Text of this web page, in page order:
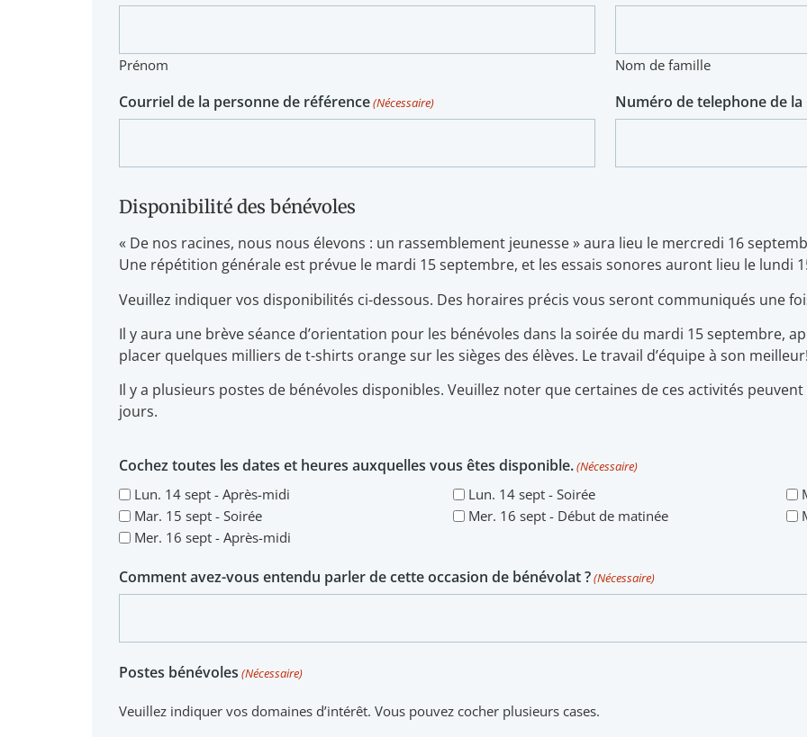
Prénom Nom de famille
Courriel de la personne de référence(Nécessaire) Numéro de telephone de
Disponibilité des bénévoles
« De nos racines, nous nous élevons : un rassemblement jeunesse » aura lieu le mercredi 16
Une répétition générale est prévue le mardi 15 septembre, et les essais sonores auront lieu le lundi
Veuillez indiquer vos disponibilités ci-dessous. Des horaires précis vous seront communiqués une
Il y aura une brève séance d’orientation pour les bénévoles dans la soirée du mardi 15 septembre,
placer quelques milliers de t-shirts orange sur les sièges des élèves. Le travail d’équipe à son
Il y a plusieurs postes de bénévoles disponibles. Veuillez noter que certaines de ces activités
jours.
Cochez toutes les dates et heures auxquelles vous êtes disponible.(Nécessaire)
Lun. 14 sept - Après-midi Lun. 14 sept - Soirée
Mar. 15 sept - Soirée
Mer. 16 sept - Début de matinée
Mer. 16 sept - Après-midi
Comment avez-vous entendu parler de cette occasion de bénévolat ?(Nécessaire)
Postes bénévoles (Nécessaire)
Veuillez indiquer vos domaines d’intérêt. Vous pouvez cocher plusieurs cases.